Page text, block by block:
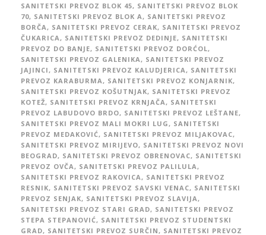
SANITETSKI PREVOZ BLOK 45, SANITETSKI PREVOZ BLOK
70, SANITETSKI PREVOZ BLOK A , SANITETSKI PREVOZ
BORČA , SANITETSKI PREVOZ CERAK, SANITETSKI PREVOZ
ČUKARICA , SANITETSKI PREVOZ DEDINJE, SANITETSKI
PREVOZ DO BANJE, SANITETSKI PREVOZ DORĆOL,
SANITETSKI PREVOZ GALENIKA , SANITETSKI PREVOZ
JAJINCI , SANITETSKI PREVOZ KALUDJERICA , SANITETSKI
PREVOZ KARABURMA , SANITETSKI PREVOZ KONJARNIK,
SANITETSKI PREVOZ KOŠUTNJAK, SANITETSKI PREVOZ
KOTEŽ, SANITETSKI PREVOZ KRNJAČA , SANITETSKI
PREVOZ LABUDOVO BRDO, SANITETSKI PREVOZ LEŠTANE,
SANITETSKI PREVOZ MALI MOKRI LUG , SANITETSKI
PREVOZ MEDAKOVIĆ, SANITETSKI PREVOZ MILJAKOVAC,
SANITETSKI PREVOZ MIRIJEVO, SANITETSKI PREVOZ NOVI
BEOGRAD, SANITETSKI PREVOZ OBRENOVAC, SANITETSKI
PREVOZ OVČA , SANITETSKI PREVOZ PALILULA ,
SANITETSKI PREVOZ RAKOVICA , SANITETSKI PREVOZ
RESNIK, SANITETSKI PREVOZ SAVSKI VENAC, SANITETSKI
PREVOZ SENJAK, SANITETSKI PREVOZ SLAVIJA ,
SANITETSKI PREVOZ STARI GRAD, SANITETSKI PREVOZ
STEPA STEPANOVIĆ, SANITETSKI PREVOZ STUDENTSKI
GRAD, SANITETSKI PREVOZ SURČIN , SANITETSKI PREVOZ